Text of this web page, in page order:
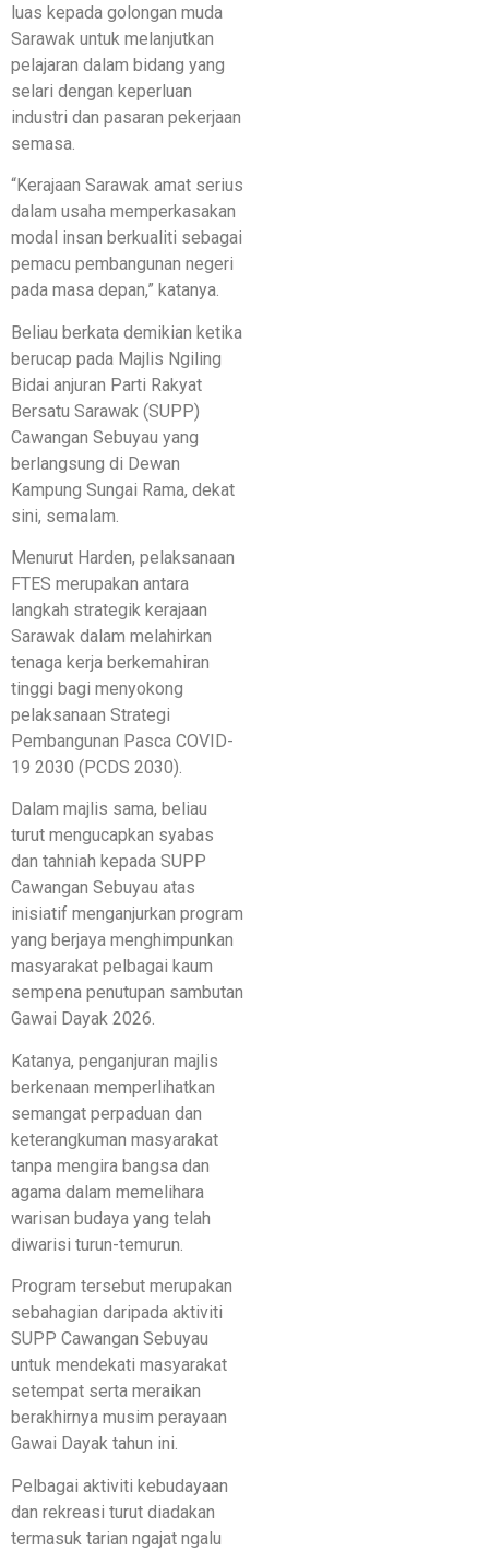
luas kepada golongan muda
Sarawak untuk melanjutkan
pelajaran dalam bidang yang
selari dengan keperluan
industri dan pasaran pekerjaan
semasa.
“Kerajaan Sarawak amat serius
dalam usaha memperkasakan
modal insan berkualiti sebagai
pemacu pembangunan negeri
pada masa depan,” katanya.
Beliau berkata demikian ketika
berucap pada Majlis Ngiling
Bidai anjuran Parti Rakyat
Bersatu Sarawak (SUPP)
Cawangan Sebuyau yang
berlangsung di Dewan
Kampung Sungai Rama, dekat
sini, semalam.
Menurut Harden, pelaksanaan
FTES merupakan antara
langkah strategik kerajaan
Sarawak dalam melahirkan
tenaga kerja berkemahiran
tinggi bagi menyokong
pelaksanaan Strategi
Pembangunan Pasca COVID-
19 2030 (PCDS 2030).
Dalam majlis sama, beliau
turut mengucapkan syabas
dan tahniah kepada SUPP
Cawangan Sebuyau atas
inisiatif menganjurkan program
yang berjaya menghimpunkan
masyarakat pelbagai kaum
sempena penutupan sambutan
Gawai Dayak 2026.
Katanya, penganjuran majlis
berkenaan memperlihatkan
semangat perpaduan dan
keterangkuman masyarakat
tanpa mengira bangsa dan
agama dalam memelihara
warisan budaya yang telah
diwarisi turun-temurun.
Program tersebut merupakan
sebahagian daripada aktiviti
SUPP Cawangan Sebuyau
untuk mendekati masyarakat
setempat serta meraikan
berakhirnya musim perayaan
Gawai Dayak tahun ini.
Pelbagai aktiviti kebudayaan
dan rekreasi turut diadakan
termasuk tarian ngajat ngalu